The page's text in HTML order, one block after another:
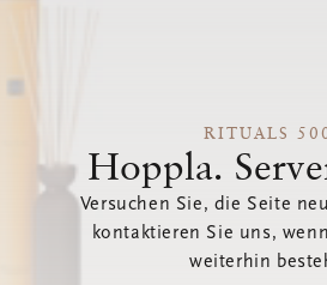
RITUALS
Hoppla.
Versuchen Sie, die Seite
kontaktieren Sie uns,
weiterhin